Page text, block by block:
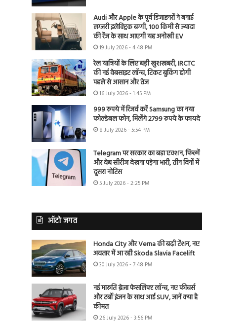
Audi और Apple के पूर्व डिजाइनरों ने बनाई
लग्जरी इलेक्ट्रिक बग्गी, 100 किमी से ज्यादा
की रेंज के साथ आएगी यह अनोखी EV
19 July 2026 - 4:48 PM
रेल यात्रियों के लिए बड़ी खुशखबरी, IRCTC
की नई वेबसाइट लॉन्च, टिकट बुकिंग होगी
पहले से आसान और तेज
16 July 2026 - 1:45 PM
999 रुपये में रिजर्व करें Samsung का नया
फोल्डेबल फोन, मिलेंगे 2799 रुपये के फायदे
8 July 2026 - 5:54 PM
Telegram पर सरकार का बड़ा एक्शन, फिल्में
और वेब सीरीज देखना पड़ेगा भारी, तीन दिनों में
दूसरा नोटिस
5 July 2026 - 2:25 PM
ऑटो जगत
Honda City और Verna की बढ़ी टेंशन, नए
अवतार में आ रही Skoda Slavia Facelift
30 July 2026 - 7:48 PM
नई मारुति ब्रेजा फेसलिफ्ट लॉन्च, नए फीचर्स
और टर्बो इंजन के साथ आई SUV, जानें क्या है
कीमत
26 July 2026 - 3:56 PM